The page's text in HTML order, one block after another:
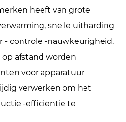
heeft van grote
snelle uitharding
- controle -nauwkeurigheid.
afstand worden
voor apparatuur
verwerken om het
-efficiëntie te